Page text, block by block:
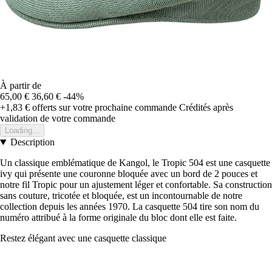
À partir de
65,00 € 36,60 € -44%
+1,83 € offerts sur votre prochaine commande Crédités après
validation de votre commande
Loading...
Description
Un classique emblématique de Kangol, le Tropic 504 est une casquette
ivy qui présente une couronne bloquée avec un bord de 2 pouces et
notre fil Tropic pour un ajustement léger et confortable. Sa construction
sans couture, tricotée et bloquée, est un incontournable de notre
collection depuis les années 1970. La casquette 504 tire son nom du
numéro attribué à la forme originale du bloc dont elle est faite.
Restez élégant avec une casquette classique